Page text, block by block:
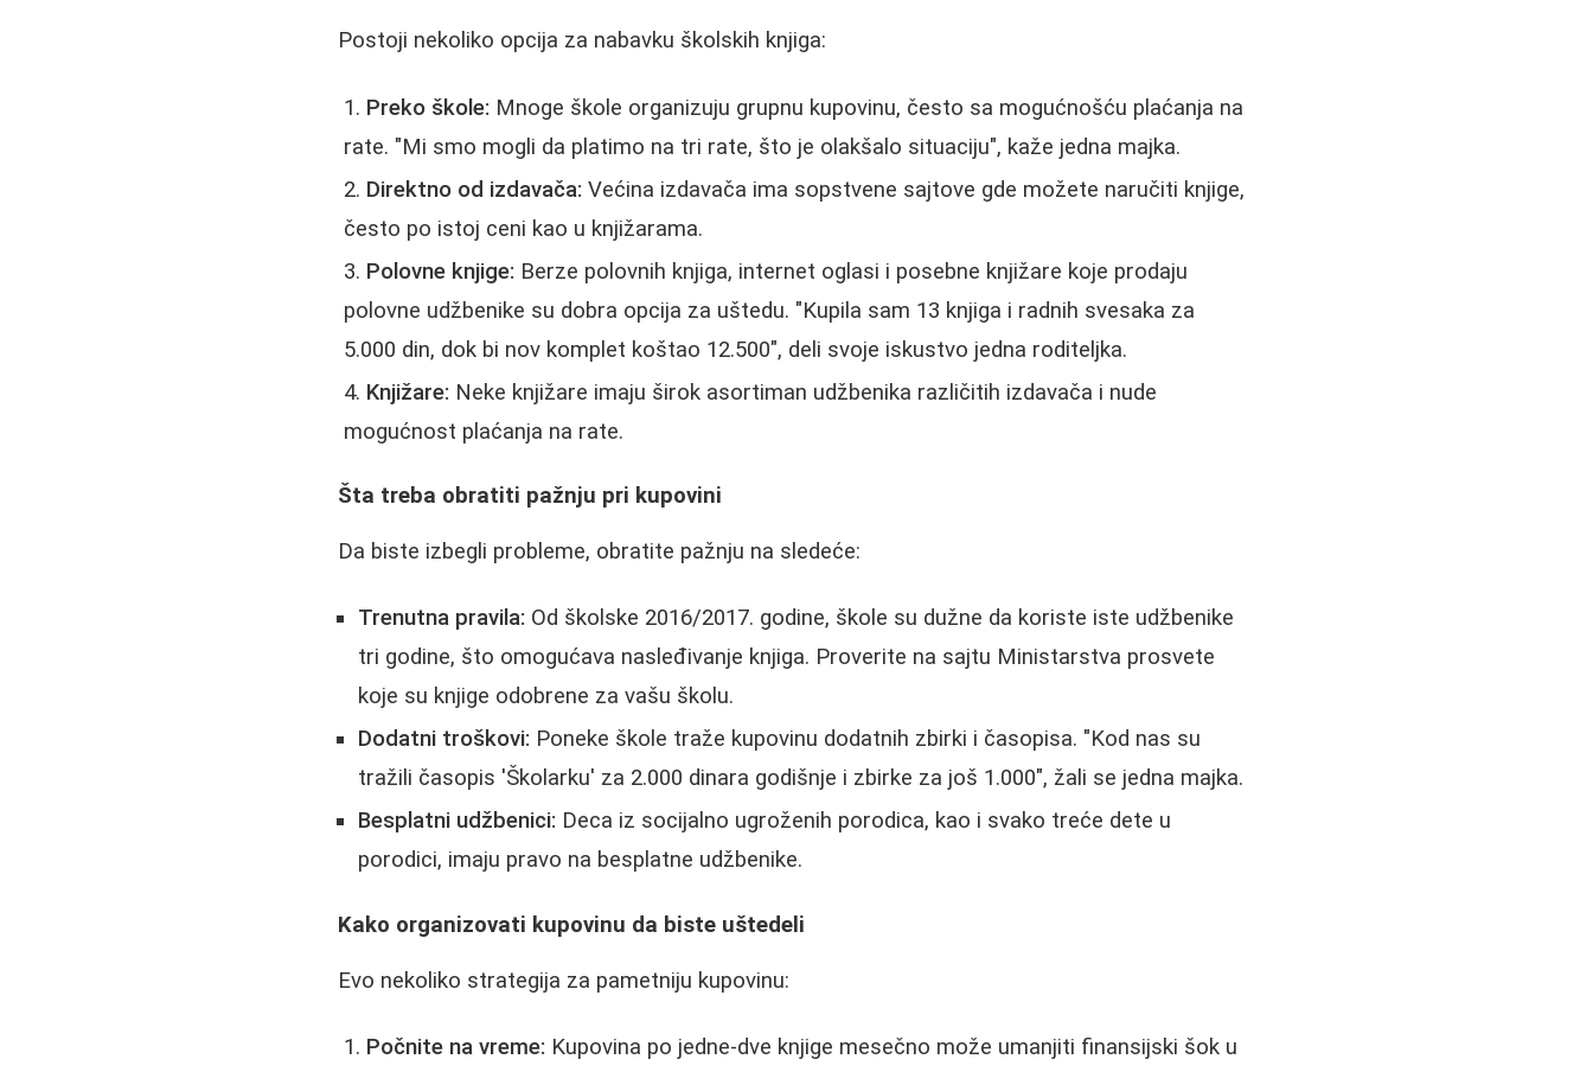
Postoji nekoliko opcija za nabavku školskih knjiga:
Preko škole: Mnoge škole organizuju grupnu kupovinu, često sa mogućnošću plaćanja na
rate. "Mi smo mogli da platimo na tri rate, što je olakšalo situaciju", kaže jedna majka.
Direktno od izdavača: Većina izdavača ima sopstvene sajtove gde možete naručiti knjige,
često po istoj ceni kao u knjižarama.
Polovne knjige: Berze polovnih knjiga, internet oglasi i posebne knjižare koje prodaju
polovne udžbenike su dobra opcija za uštedu. "Kupila sam 13 knjiga i radnih svesaka za
5.000 din, dok bi nov komplet koštao 12.500", deli svoje iskustvo jedna roditeljka.
Knjižare: Neke knjižare imaju širok asortiman udžbenika različitih izdavača i nude
mogućnost plaćanja na rate.
Šta treba obratiti pažnju pri kupovini
Da biste izbegli probleme, obratite pažnju na sledeće:
Trenutna pravila: Od školske 2016/2017. godine, škole su dužne da koriste iste udžbenike
tri godine, što omogućava nasleđivanje knjiga. Proverite na sajtu Ministarstva prosvete
koje su knjige odobrene za vašu školu.
Dodatni troškovi: Poneke škole traže kupovinu dodatnih zbirki i časopisa. "Kod nas su
tražili časopis 'Školarku' za 2.000 dinara godišnje i zbirke za još 1.000", žali se jedna majka.
Besplatni udžbenici: Deca iz socijalno ugroženih porodica, kao i svako treće dete u
porodici, imaju pravo na besplatne udžbenike.
Kako organizovati kupovinu da biste uštedeli
Evo nekoliko strategija za pametniju kupovinu:
Počnite na vreme: Kupovina po jedne-dve knjige mesečno može umanjiti finansijski šok u